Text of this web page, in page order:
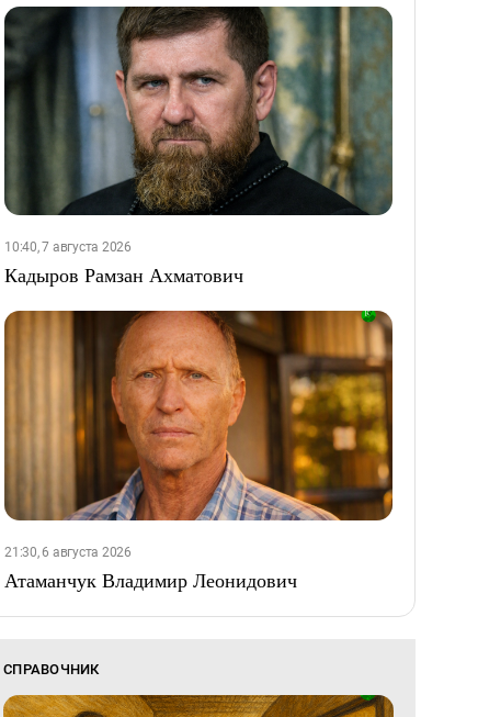
10:40, 7 августа 2026
Кадыров Рамзан Ахматович
21:30, 6 августа 2026
Атаманчук Владимир Леонидович
СПРАВОЧНИК